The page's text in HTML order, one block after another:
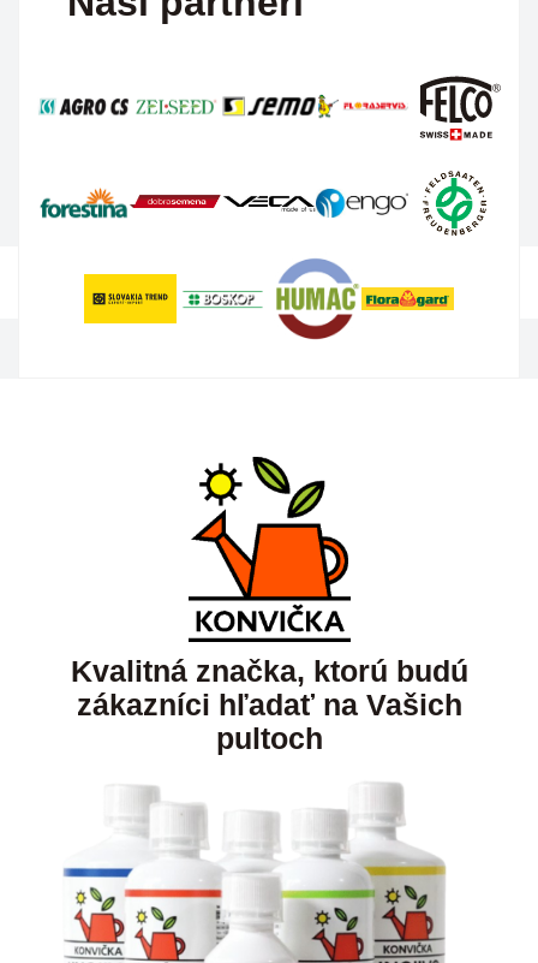
Kvalitná značka, ktorú budú
zákazníci hľadať na Vašich
pultoch